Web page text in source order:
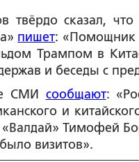
твёрдо сказал,
пишет: «Помощник
Трампом в
и беседы с
СМИ сообщают:
и
«Валдай» Тимофей
визитов».